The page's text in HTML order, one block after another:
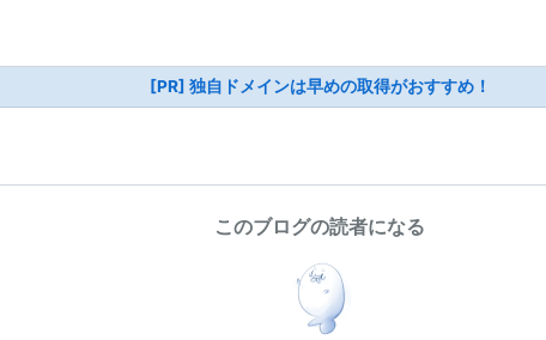
[PR] 独自ドメインは早めの取得がおすすめ！
このブログの読者になる